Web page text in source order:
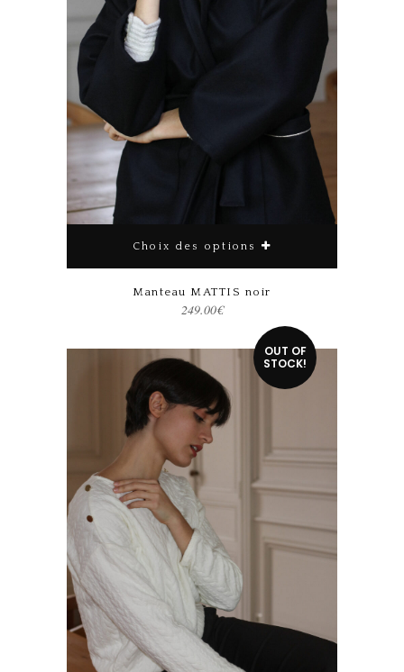
Choix des options
Manteau MATTIS noir
249.00€
OUT OF
STOCK!
Ce produit a plusieurs variations. Les options peuvent être choisies sur la page du produit